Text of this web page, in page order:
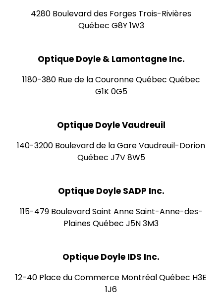
4280 Boulevard des Forges Trois-Rivières
Québec G8Y 1W3
Optique Doyle & Lamontagne Inc.
1180-380 Rue de la Couronne Québec Québec
G1K 0G5
Optique Doyle Vaudreuil
140-3200 Boulevard de la Gare Vaudreuil-Dorion
Québec J7V 8W5
Optique Doyle SADP Inc.
115-479 Boulevard Saint Anne Saint-Anne-des-
Plaines Québec J5N 3M3
Optique Doyle IDS Inc.
12-40 Place du Commerce Montréal Québec H3E
1J6